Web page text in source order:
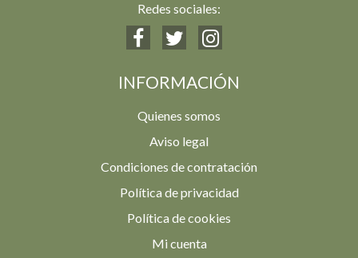
Redes sociales:
INFORMACIÓN
Quienes somos
Aviso legal
Condiciones de contratación
Política de privacidad
Política de cookies
Mi cuenta